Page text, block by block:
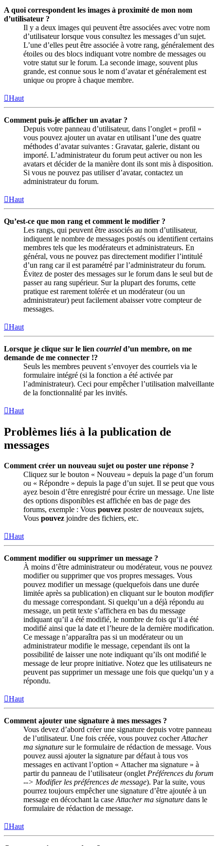
A quoi correspondent les images à proximité de mon nom
d’utilisateur ?
Il y a deux images qui peuvent être associées avec votre nom
d’utilisateur lorsque vous consultez les messages d’un sujet.
L’une d’elles peut être associée à votre rang, généralement des
étoiles ou des blocs indiquant votre nombre de messages ou
votre statut sur le forum. La seconde image, souvent plus
grande, est connue sous le nom d’avatar et généralement est
unique ou propre à chaque membre.
Haut
Comment puis-je afficher un avatar ?
Depuis votre panneau d’utilisateur, dans l’onglet « profil »
vous pouvez ajouter un avatar en utilisant l’une des quatre
méthodes d’avatar suivantes : Gravatar, galerie, distant ou
importé. L’administrateur du forum peut activer ou non les
avatars et décider de la manière dont ils sont mis à disposition.
Si vous ne pouvez pas utiliser d’avatar, contactez un
administrateur du forum.
Haut
Qu’est-ce que mon rang et comment le modifier ?
Les rangs, qui peuvent être associés au nom d’utilisateur,
indiquent le nombre de messages postés ou identifient certains
membres tels que les modérateurs et administrateurs. En
général, vous ne pouvez pas directement modifier l’intitulé
d’un rang car il est paramétré par l’administrateur du forum.
Évitez de poster des messages sur le forum dans le seul but de
passer au rang supérieur. Sur la plupart des forums, cette
pratique est rarement tolérée et un modérateur (ou un
administrateur) peut facilement abaisser votre compteur de
messages.
Haut
Lorsque je clique sur le lien courrield’un membre, on me
demande de me connecter !?
Seuls les membres peuvent s’envoyer des courriels via le
formulaire intégré (si la fonction a été activée par
l’administrateur). Ceci pour empêcher l’utilisation malveillante
de la fonctionnalité par les invités.
Haut
Problèmes liés à la publication de
messages
Comment créer un nouveau sujet ou poster une réponse ?
Cliquez sur le bouton « Nouveau » depuis la page d’un forum
ou « Répondre » depuis la page d’un sujet. Il se peut que vous
ayez besoin d’être enregistré pour écrire un message. Une liste
des options disponibles est affichée en bas de page des
forums, exemple : Vous pouvez poster de nouveaux sujets,
Vous pouvez joindre des fichiers, etc.
Haut
Comment modifier ou supprimer un message ?
À moins d’être administrateur ou modérateur, vous ne pouvez
modifier ou supprimer que vos propres messages. Vous
pouvez modifier un message (quelquefois dans une durée
limitée après sa publication) en cliquant sur le bouton modifier
du message correspondant. Si quelqu’un a déjà répondu au
message, un petit texte s’affichera en bas du message
indiquant qu’il a été modifié, le nombre de fois qu’il a été
modifié ainsi que la date et l’heure de la dernière modification.
Ce message n’apparaîtra pas si un modérateur ou un
administrateur modifie le message, cependant ils ont la
possibilité de laisser une note indiquant qu’ils ont modifié le
message de leur propre initiative. Notez que les utilisateurs ne
peuvent pas supprimer un message une fois que quelqu’un y a
répondu.
Haut
Comment ajouter une signature à mes messages ?
Vous devez d’abord créer une signature depuis votre panneau
de l’utilisateur. Une fois créée, vous pouvez cocherAttacher
ma signature sur le formulaire de rédaction de message. Vous
pouvez aussi ajouter la signature par défaut à tous vos
messages en activant l’option « Attacher ma signature » à
partir du panneau de l’utilisateur (onglet Préférences du forum
--> Modifier les préférences de message). Par la suite, vous
pourrez toujours empêcher une signature d’être ajoutée à un
message en décochant la case Attacher ma signature dans le
formulaire de rédaction de message.
Haut